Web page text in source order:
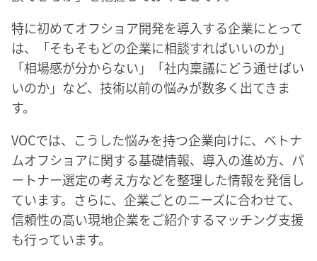
特に初めてオフショア開発を導入する企業にとって
は、「そもそもどの企業に相談すればいいのか」
「相場感が分からない」「社内稟議にどう通せばい
いのか」など、技術以前の悩みが数多く出てきま
す。
VOCでは、こうした悩みを持つ企業向けに、ベトナ
ムオフショアに関する基礎情報、導入の進め方、パ
ートナー選定の考え方などを整理した情報を発信し
ています。さらに、企業ごとのニーズに合わせて、
信頼性の高い現地企業をご紹介するマッチング支援
も行っています。